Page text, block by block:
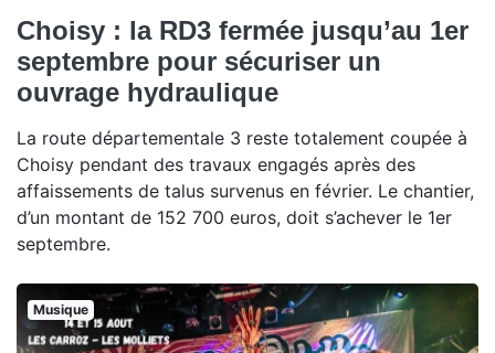
Choisy : la RD3 fermée jusqu’au 1er
septembre pour sécuriser un
ouvrage hydraulique
La route départementale 3 reste totalement coupée à
Choisy pendant des travaux engagés après des
affaissements de talus survenus en février. Le chantier,
d’un montant de 152 700 euros, doit s’achever le 1er
septembre.
Musique